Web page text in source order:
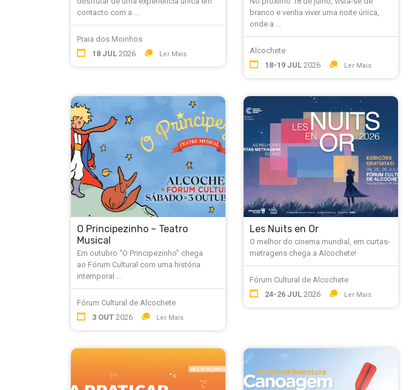
contacto com a ...
Praia dos Moinhos
18 JUL 2026 Ler Mais
branco e venha viver uma noite única,
onde a ...
Alcochete
18-19 JUL 2026 Ler Mais
O Principezinho – Teatro
Musical
Em outubro “O Principezinho” chega
ao Fórum Cultural com uma história
intemporal ...
Fórum Cultural de Alcochete
3 OUT 2026 Ler Mais
Les Nuits en Or
O melhor do cinema mundial, em curtas-
metragens chega a Alcochete!
Fórum Cultural de Alcochete
24-26 JUL 2026 Ler Mais